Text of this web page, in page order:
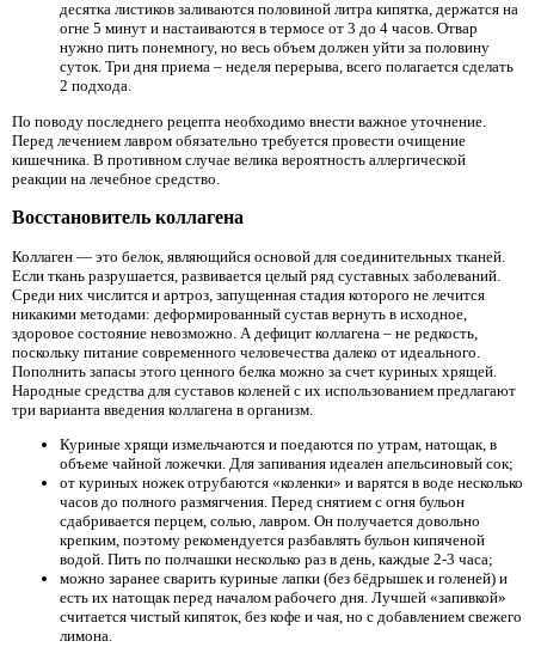
десятка листиков заливаются половиной литра кипятка, держатся на
огне 5 минут и настаиваются в термосе от 3 до 4 часов. Отвар
нужно пить понемногу, но весь объем должен уйти за половину
суток. Три дня приема – неделя перерыва, всего полагается сделать
2 подхода.
По поводу последнего рецепта необходимо внести важное уточнение.
Перед лечением лавром обязательно требуется провести очищение
кишечника. В противном случае велика вероятность аллергической
реакции на лечебное средство.
Восстановитель коллагена
Коллаген — это белок, являющийся основой для соединительных тканей.
Если ткань разрушается, развивается целый ряд суставных заболеваний.
Среди них числится и артроз, запущенная стадия которого не лечится
никакими методами: деформированный сустав вернуть в исходное,
здоровое состояние невозможно. А дефицит коллагена – не редкость,
поскольку питание современного человечества далеко от идеального.
Пополнить запасы этого ценного белка можно за счет куриных хрящей.
Народные средства для суставов коленей с их использованием предлагают
три варианта введения коллагена в организм.
Куриные хрящи измельчаются и поедаются по утрам, натощак, в
объеме чайной ложечки. Для запивания идеален апельсиновый сок;
от куриных ножек отрубаются «коленки» и варятся в воде несколько
часов до полного размягчения. Перед снятием с огня бульон
сдабривается перцем, солью, лавром. Он получается довольно
крепким, поэтому рекомендуется разбавлять бульон кипяченой
водой. Пить по полчашки несколько раз в день, каждые 2-3 часа;
можно заранее сварить куриные лапки (без бёдрышек и голеней) и
есть их натощак перед началом рабочего дня. Лучшей «запивкой»
считается чистый кипяток, без кофе и чая, но с добавлением свежего
лимона.